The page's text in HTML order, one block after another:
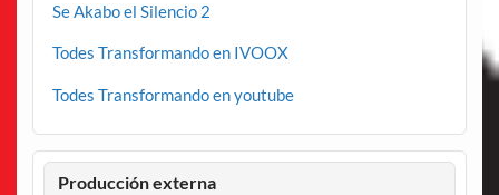
Se Akabo el Silencio 2
Todes Transformando en IVOOX
Todes Transformando en youtube
Producción externa